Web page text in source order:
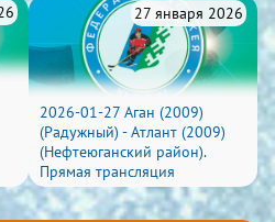
27 января 2026
2026-01-27 Аган (2009)
(Радужный) - Атлант (2009)
(Нефтеюганский район).
Прямая трансляция